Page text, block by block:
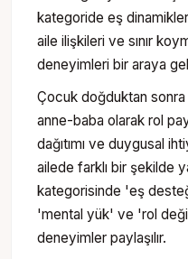
kategoride eş
aile ilişkileri ve sınır
deneyimleri bir araya
Çocuk doğduktan
anne-baba olarak rol
dağıtımı ve duygusal
ailede farklı bir şekilde
kategorisinde 'eş
'mental yük' ve 'rol
deneyimler paylaşılır.